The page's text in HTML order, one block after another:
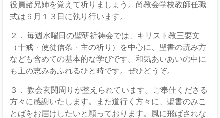
役員諸兄姉を覚えて祈りましょう。尚教会学校教師任職
式は６月１３日に執り行います。
２． 毎週水曜日の聖研祈祷会では、キリスト教三要文
（十戒・使徒信条・主の祈り）を中心に、聖書の読み方
なども含めての基本的な学びです。和気あいあいの中に
も主の恵みあふれるひと時です。ぜひどうぞ。
３． 教会玄関周りが整えられています。ご奉仕くださる
方々に感謝いたします。また道行く方々に、聖書のみこ
とばをお届けしたいと願っております。風に飛ばされな